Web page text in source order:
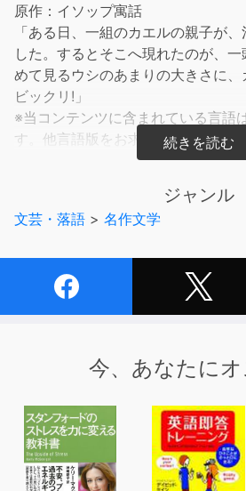
原作：イソップ寓話
「ある日、一組のカエルの親子が
した。するとそこへ現れたのが、
めて見るウシのあまりの大きさに、
ビックリ!」
※当コンテンツに含まれている言語
す。他言語版をお求めの方は、別途
BGMなし版もセットで収録されて
言語学習用にも最適です。
公式サイト http://yellow-bird.info
ジャンル
文芸・落語 > 名作文学
今、あなたにオ